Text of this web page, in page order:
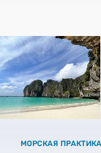
МОРСКАЯ ПРАКТИКА